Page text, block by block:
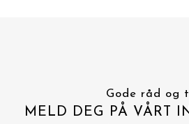
Gode råd og
MELD DEG PÅ VÅRT